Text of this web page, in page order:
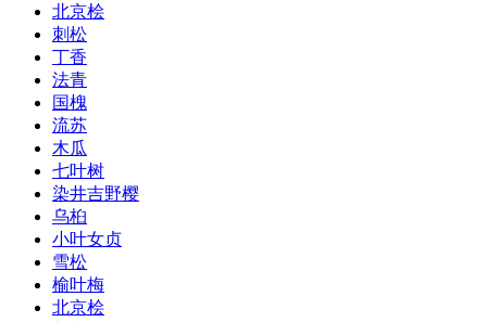
北京桧
刺松
丁香
法青
国槐
流苏
木瓜
七叶树
染井吉野樱
乌桕
小叶女贞
雪松
榆叶梅
北京桧